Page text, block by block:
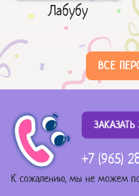
Лабубу
ВСЕ
+7 (965)
К сожалению, мы не можем